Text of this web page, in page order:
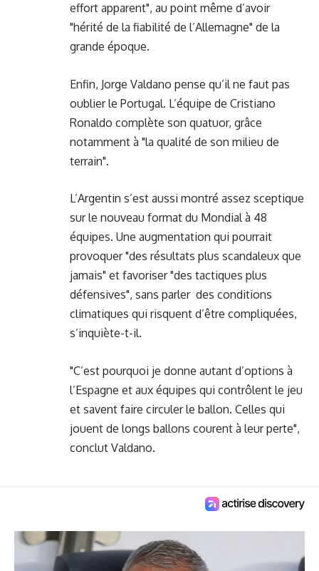
effort apparent", au point même d’avoir
"hérité de la fiabilité de l’Allemagne" de la
grande époque.
Enfin, Jorge Valdano pense qu’il ne faut pas
oublier le Portugal. L’équipe de Cristiano
Ronaldo complète son quatuor, grâce
notamment à "la qualité de son milieu de
terrain".
L’Argentin s’est aussi montré assez sceptique
sur le nouveau format du Mondial à 48
équipes. Une augmentation qui pourrait
provoquer "des résultats plus scandaleux que
jamais" et favoriser "des tactiques plus
défensives", sans parler des conditions
climatiques qui risquent d’être compliquées,
s’inquiète-t-il.
"C’est pourquoi je donne autant d’options à
l’Espagne et aux équipes qui contrôlent le jeu
et savent faire circuler le ballon. Celles qui
jouent de longs ballons courent à leur perte",
conclut Valdano.